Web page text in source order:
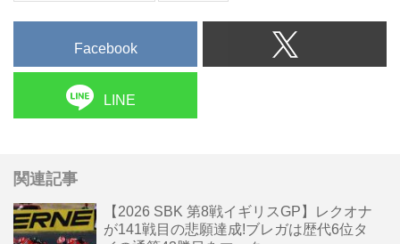
Facebook
LINE
関連記事
【2026 SBK 第8戦イギリスGP】レクオナ
が141戦目の悲願達成!ブレガは歴代6位タ